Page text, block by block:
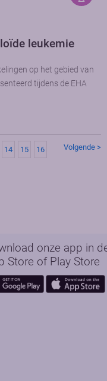
leukemie
op het gebied van
tijdens de EHA
14 15 16 Volgende >
onze app in
Store of Play Store